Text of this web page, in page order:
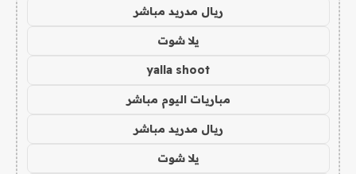
ريال مدريد مباشر
يلا شوت
yalla shoot
مباريات اليوم مباشر
ريال مدريد مباشر
يلا شوت